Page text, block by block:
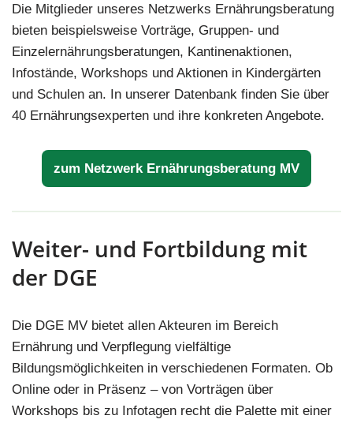
Die Mitglieder unseres Netzwerks Ernährungsberatung
bieten beispielsweise Vorträge, Gruppen- und
Einzelernährungsberatungen, Kantinenaktionen,
Infostände, Workshops und Aktionen in Kindergärten
und Schulen an. In unserer Datenbank finden Sie über
40 Ernährungsexperten und ihre konkreten Angebote.
zum Netzwerk Ernährungsberatung MV
Weiter- und Fortbildung mit
der DGE
Die DGE MV bietet allen Akteuren im Bereich
Ernährung und Verpflegung vielfältige
Bildungsmöglichkeiten in verschiedenen Formaten. Ob
Online oder in Präsenz – von Vorträgen über
Workshops bis zu Infotagen recht die Palette mit einer